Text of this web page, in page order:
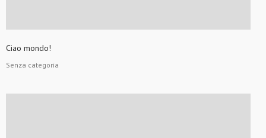
Ciao mondo!
Senza categoria